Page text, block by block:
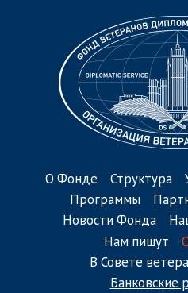
О Фонде Структура
Программы
Новости Фонда
Нам пишут
В Совете
Банковские